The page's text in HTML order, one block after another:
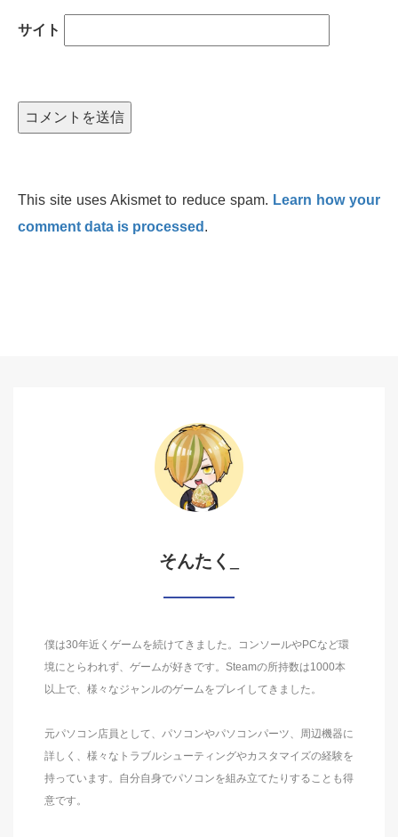
サイト
This site uses Akismet to reduce spam. Learn how your
comment data is processed .
そんたく_
僕は30年近くゲームを続けてきました。コンソールやPCなど環
境にとらわれず、ゲームが好きです。Steamの所持数は1000本
以上で、様々なジャンルのゲームをプレイしてきました。
元パソコン店員として、パソコンやパソコンパーツ、周辺機器に
詳しく、様々なトラブルシューティングやカスタマイズの経験を
持っています。自分自身でパソコンを組み立てたりすることも得
意です。